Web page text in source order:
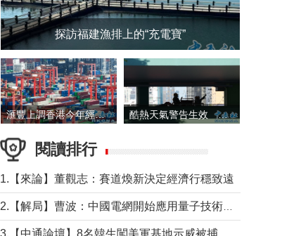
探訪福建漁排上的“充電寶”
滙豐上調香港今年經濟增長預測至4.5% 酷熱天氣警告生效 本港高溫持續至下周
閱讀排行
1.【來論】董觀志：賽道煥新決定經濟行穩致遠